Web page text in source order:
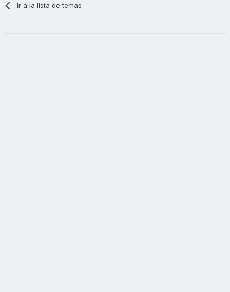
Ir a la lista de temas